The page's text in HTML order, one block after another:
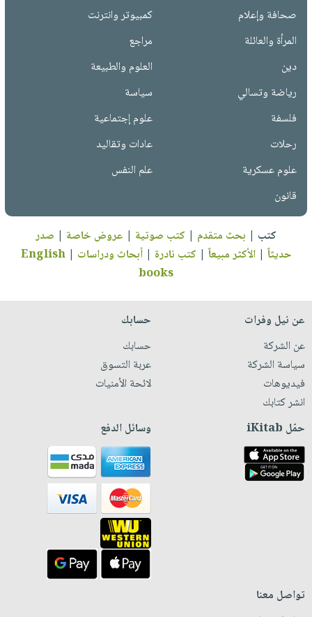
صحافة وإعلام
كمبيوتر وانترنت
المرأة والعائلة
مراجع
دين
العلوم والطبيعة
رياضة وتسالي
سياسة
فلسفة
علوم إجتماعية
رحلات
عادات وتقاليد
علوم عسكرية
علم النفس
قانون
كتب | بحث متقدم | كتب صوتية | عروض خاصة | صدر
حديثاً |الأكثر مبيعاً | كتب نادرة |أبحاث ودراسات |
English
books
عن نيل وفرات
عن الشركة
سياسة الشركة
فيديوهات
انشر كتابك
حسابك
حسابك
عربة التسوق
لائحة الأمنيات
حمّل iKitab وسائل الدفع
تواصل معنا